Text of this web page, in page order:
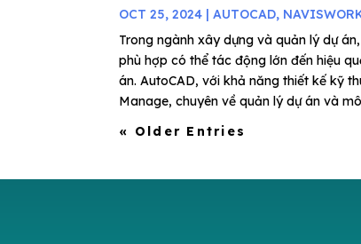
OCT 25, 2024 |AUTOCAD,
Trong ngành xây dựng và quản lý dự
phù hợp có thể tác động lớn đến hiệu
án. AutoCAD, với khả năng thiết kế kỹ
Manage, chuyên về quản lý dự án và
« Older Entries